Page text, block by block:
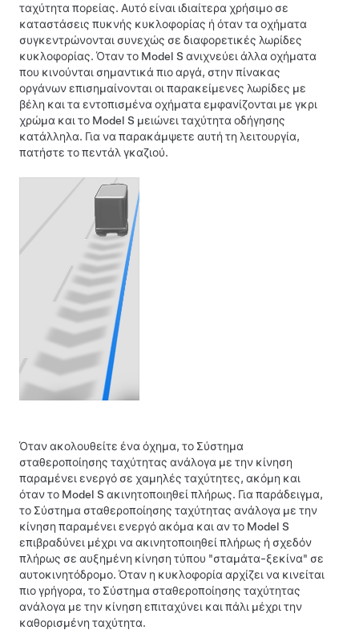
ταχύτητα πορείας. Αυτό είναι ιδιαίτερα χρήσιμο σε
καταστάσεις πυκνής κυκλοφορίας ή όταν τα οχήματα
συγκεντρώνονται συνεχώς σε διαφορετικές λωρίδες
κυκλοφορίας. Όταν το Model S ανιχνεύει άλλα οχήματα
που κινούνται σημαντικά πιο αργά, στηνπίνακας
οργάνωνεπισημαίνονται οι παρακείμενες λωρίδες με
βέλη και τα εντοπισμένα οχήματα εμφανίζονται με γκρι
χρώμα και το Model S μειώνει ταχύτητα οδήγησης
κατάλληλα. Για να παρακάμψετε αυτή τη λειτουργία,
πατήστε το πεντάλ γκαζιού.
Όταν ακολουθείτε ένα όχημα, το Σύστημα
σταθεροποίησης ταχύτητας ανάλογα με την κίνηση
παραμένει ενεργό σε χαμηλές ταχύτητες, ακόμη και
όταν το Model S ακινητοποιηθεί πλήρως. Για παράδειγμα,
το Σύστημα σταθεροποίησης ταχύτητας ανάλογα με την
κίνηση παραμένει ενεργό ακόμα και αν το Model S
επιβραδύνει μέχρι να ακινητοποιηθεί πλήρως ή σχεδόν
πλήρως σε αυξημένη κίνηση τύπου "σταμάτα-ξεκίνα" σε
αυτοκινητόδρομο. Όταν η κυκλοφορία αρχίζει να κινείται
πιο γρήγορα, το Σύστημα σταθεροποίησης ταχύτητας
ανάλογα με την κίνηση επιταχύνει και πάλι μέχρι την
καθορισμένη ταχύτητα.